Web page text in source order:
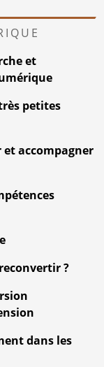
et
petites
accompagner
?
dans les